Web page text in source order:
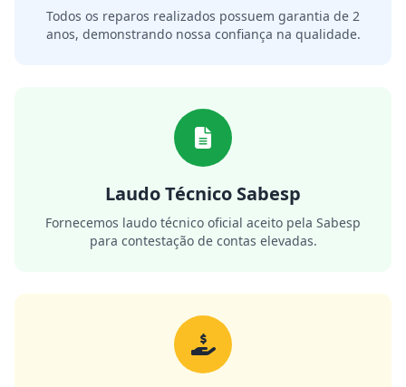
Todos os reparos realizados possuem garantia de 2
anos, demonstrando nossa confiança na qualidade.
Laudo Técnico Sabesp
Fornecemos laudo técnico oficial aceito pela Sabesp
para contestação de contas elevadas.